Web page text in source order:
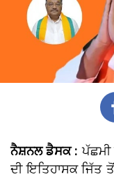
ਨੈਸ਼ਨਲ ਡੈਸਕ :ਪੱਛਮੀ
ਦੀ ਇਤਿਹਾਸਕ ਜਿੱਤ